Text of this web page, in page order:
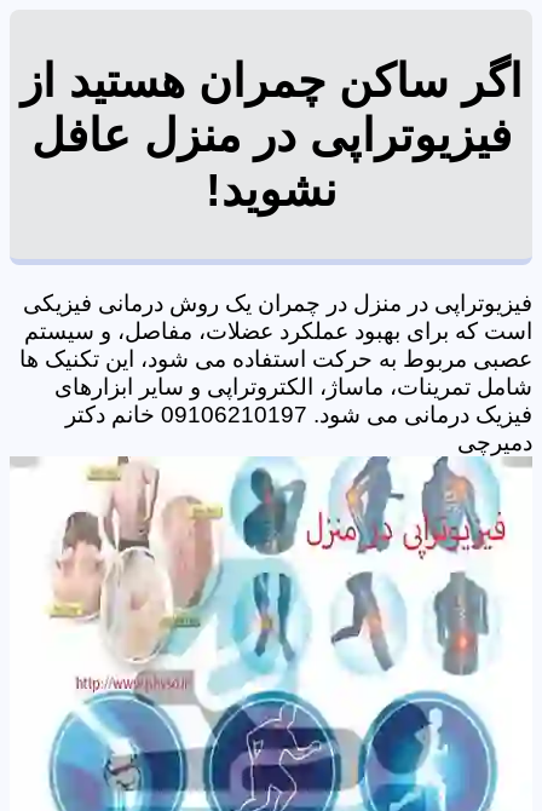
اگر ساکن چمران هستید از
فیزیوتراپی در منزل عافل
نشوید!
فیزیوتراپی در منزل در چمران یک روش درمانی فیزیکی
است که برای بهبود عملکرد عضلات، مفاصل، و سیستم
عصبی مربوط به حرکت استفاده می شود، این تکنیک ها
شامل تمرینات، ماساژ، الکتروتراپی و سایر ابزارهای
فیزیک درمانی می شود. 09106210197 خانم دکتر
دمیرچی